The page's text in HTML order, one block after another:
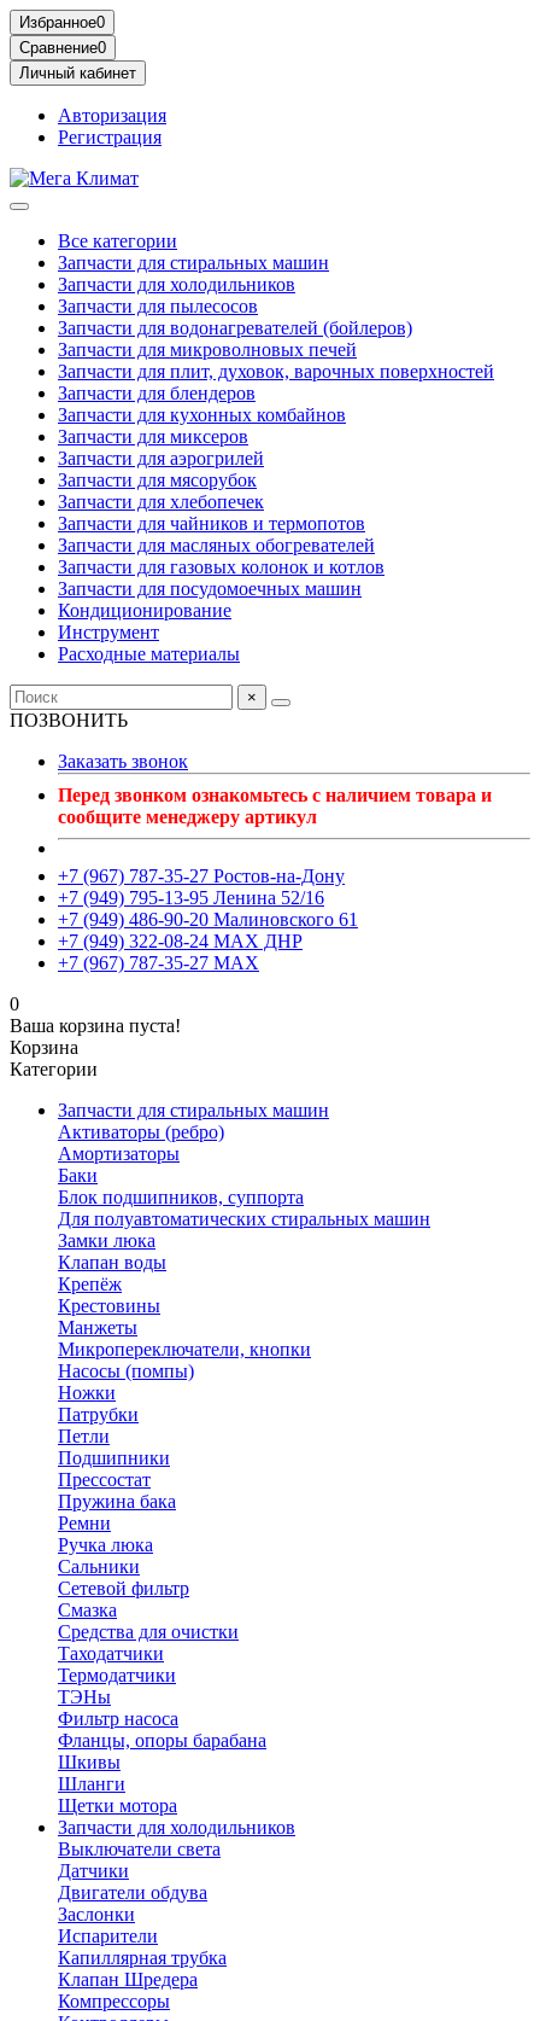
Избранное0
Сравнение0
Личный кабинет
Авторизация
Регистрация
Все категории
Запчасти для стиральных машин
Запчасти для холодильников
Запчасти для пылесосов
Запчасти для водонагревателей (бойлеров)
Запчасти для микроволновых печей
Запчасти для плит, духовок, варочных поверхностей
Запчасти для блендеров
Запчасти для кухонных комбайнов
Запчасти для миксеров
Запчасти для аэрогрилей
Запчасти для мясорубок
Запчасти для хлебопечек
Запчасти для чайников и термопотов
Запчасти для масляных обогревателей
Запчасти для газовых колонок и котлов
Запчасти для посудомоечных машин
Кондиционирование
Инструмент
Расходные материалы
×
ПОЗВОНИТЬ
Заказать звонок
Перед звонком ознакомьтесь с наличием товара и
сообщите менеджеру артикул
+7 (967) 787-35-27 Ростов-на-Дону
+7 (949) 795-13-95 Ленина 52/16
+7 (949) 486-90-20 Малиновского 61
+7 (949) 322-08-24 MAX ДНР
+7 (967) 787-35-27 MAX
0
Ваша корзина пуста!
Корзина
Категории
Запчасти для стиральных машин
Активаторы (ребро)
Амортизаторы
Баки
Блок подшипников, суппорта
Для полуавтоматических стиральных машин
Замки люка
Клапан воды
Крепёж
Крестовины
Манжеты
Микропереключатели, кнопки
Насосы (помпы)
Ножки
Патрубки
Петли
Подшипники
Прессостат
Пружина бака
Ремни
Ручка люка
Сальники
Сетевой фильтр
Смазка
Средства для очистки
Таходатчики
Термодатчики
ТЭНы
Фильтр насоса
Фланцы, опоры барабана
Шкивы
Шланги
Щетки мотора
Запчасти для холодильников
Выключатели света
Датчики
Двигатели обдува
Заслонки
Испарители
Капиллярная трубка
Клапан Шредера
Компрессоры